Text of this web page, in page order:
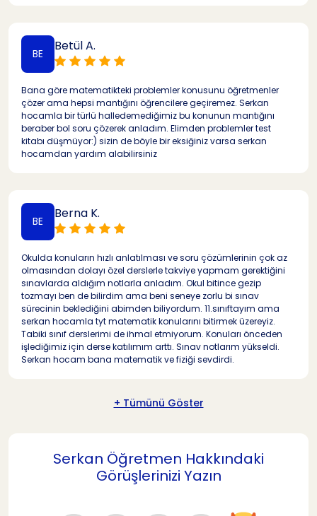
BE Betül A.
Bana göre matematikteki problemler konusunu öğretmenler
çözer ama hepsi mantığını öğrencilere geçiremez. Serkan
hocamla bir türlü halledemediğimiz bu konunun mantığını
beraber bol soru çözerek anladım. Elimden problemler test
kitabı düşmüyor:) sizin de böyle bir eksiğiniz varsa serkan
hocamdan yardım alabilirsiniz
BE Berna K.
Okulda konuların hızlı anlatılması ve soru çözümlerinin çok az
olmasından dolayı özel derslerle takviye yapmam gerektiğini
sınavlarda aldığım notlarla anladım. Okul bitince gezip
tozmayı ben de bilirdim ama beni seneye zorlu bi sınav
sürecinin beklediğini abimden biliyordum. 11.sınıftayım ama
serkan hocamla tyt matematik konularını bitirmek üzereyiz.
Tabiki sınıf derslerimi de ihmal etmiyorum. Konuları önceden
işlediğimiz için derse katılımım arttı. Sınav notlarım yükseldi.
Serkan hocam bana matematik ve fiziği sevdirdi.
+ Tümünü Göster
Serkan Öğretmen Hakkındaki
Görüşlerinizi Yazın